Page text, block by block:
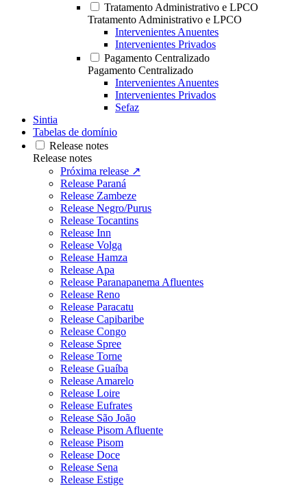
Tratamento Administrativo e LPCO
Tratamento Administrativo e LPCO
Intervenientes Anuentes
Intervenientes Privados
Pagamento Centralizado
Pagamento Centralizado
Intervenientes Anuentes
Intervenientes Privados
Sefaz
Sintia
Tabelas de domínio
Release notes
Release notes
Próxima release ↗
Release Paraná
Release Zambeze
Release Negro/Purus
Release Tocantins
Release Inn
Release Volga
Release Hamza
Release Apa
Release Paranapanema Afluentes
Release Reno
Release Paracatu
Release Capibaribe
Release Congo
Release Spree
Release Torne
Release Guaíba
Release Amarelo
Release Loire
Release Eufrates
Release São João
Release Pisom Afluente
Release Pisom
Release Doce
Release Sena
Release Estige